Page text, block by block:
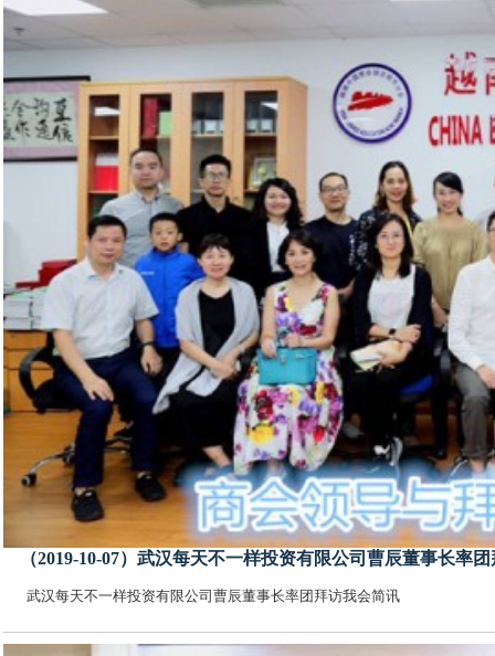
（2019-10-07）武汉每天不一样投资有限公司曹辰董事长率
武汉每天不一样投资有限公司曹辰董事长率团拜访我会简讯